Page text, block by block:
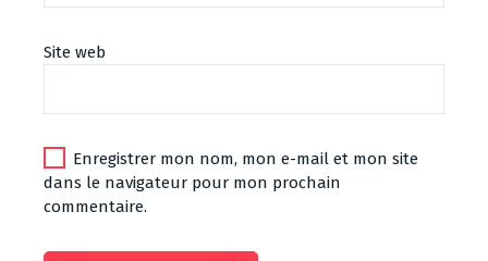
Site web
Enregistrer mon nom, mon e-mail et mon site
dans le navigateur pour mon prochain
commentaire.